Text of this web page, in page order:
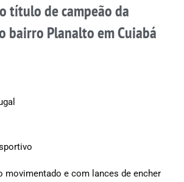
título de campeão da
bairro Planalto em Cuiabá
movimentado e com lances de encher